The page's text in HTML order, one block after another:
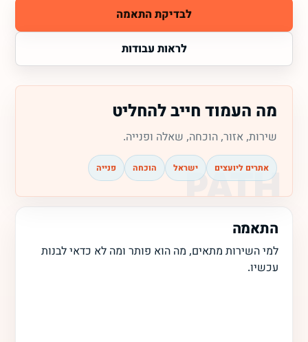
לבדיקת התאמה
לראות עבודות
מה העמוד חייב להחליט
שירות, אזור, הוכחה, שאלה ופנייה.
אתרים ליועצים ישראל הוכחה פנייה
התאמה
למי השירות מתאים, מה הוא פותר ומה לא כדאי לבנות
עכשיו.